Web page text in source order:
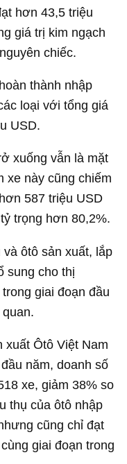
hơn43,5 triệu
giá trị kim ngạch
chiếc.
thành nhập
loại với tổng giá
USD.
xuống vẫn là mặt
xe này cũng chiếm
hơn587 triệu USD
trọng hơn 80,2%.
ôtô sản xuất, lắp
sung cho thị
giai đoạn đầu
xuất Ôtô Việt Nam
năm, doanh số
xe, giảm 38% so
thụ của ôtô nhập
cũng chỉ đạt
giai đoạn trong